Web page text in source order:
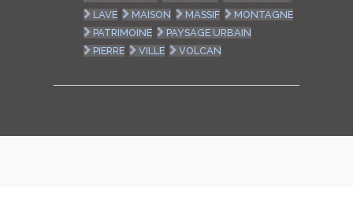
LAVE
MAISON MASSIF
MONTAGNE
PATRIMOINE
PAYSAGE URBAIN
PIERRE
VILLE VOLCAN